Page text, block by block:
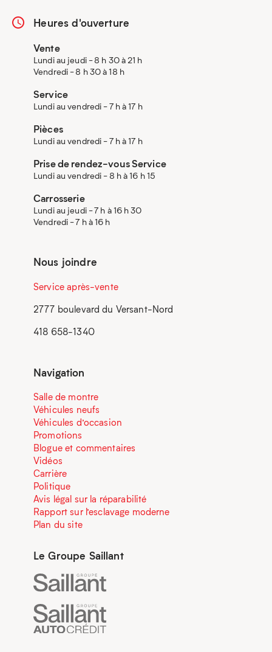
Heures d'ouverture
Vente
Lundi au jeudi - 8 h 30 à 21 h
Vendredi - 8 h 30 à 18 h
Service
Lundi au vendredi - 7 h à 17 h
Pièces
Lundi au vendredi - 7 h à 17 h
Prise de rendez-vous Service
Lundi au vendredi - 8 h à 16 h 15
Carrosserie
Lundi au jeudi - 7 h à 16 h 30
Vendredi - 7 h à 16 h
Nous joindre
Service après-vente
2777 boulevard du Versant-Nord
418 658-1340
Navigation
Salle de montre
Véhicules neufs
Véhicules d’occasion
Promotions
Blogue et commentaires
Vidéos
Carrière
Politique
Avis légal sur la réparabilité
Rapport sur l’esclavage moderne
Plan du site
Le Groupe Saillant